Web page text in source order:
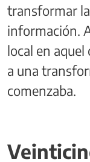
transformar
información.
local en
a una
comenzaba.